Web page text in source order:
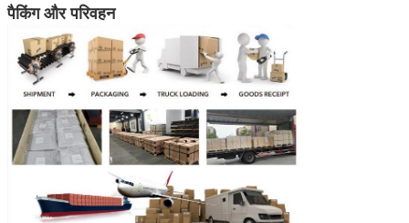
पैकिंग और परिवहन